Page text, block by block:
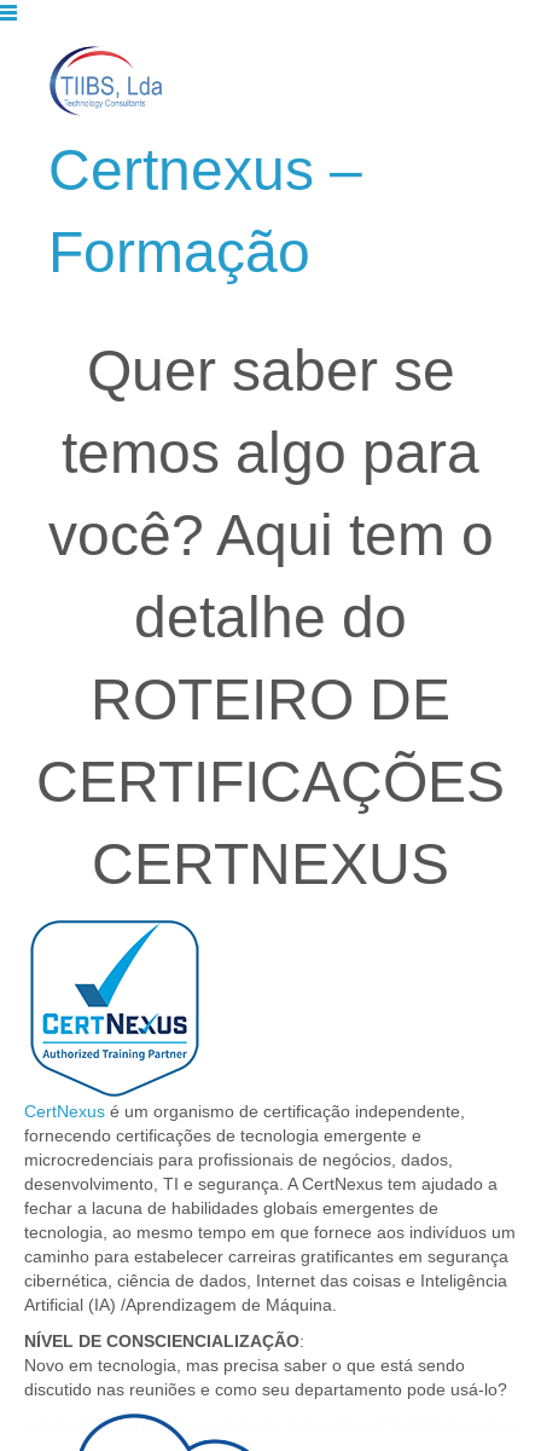
Certnexus –
Formação
Quer saber se
temos algo para
você? Aqui tem o
detalhe do
ROTEIRO DE
CERTIFICAÇÕES
CERTNEXUS
CertNexus é um organismo de certificação independente,
fornecendo certificações de tecnologia emergente e
microcredenciais para profissionais de negócios, dados,
desenvolvimento, TI e segurança. A CertNexus tem ajudado a
fechar a lacuna de habilidades globais emergentes de
tecnologia, ao mesmo tempo em que fornece aos indivíduos um
caminho para estabelecer carreiras gratificantes em segurança
cibernética, ciência de dados, Internet das coisas e Inteligência
Artificial (IA) /Aprendizagem de Máquina.
NÍVEL DE CONSCIENCIALIZAÇÃO:
Novo em tecnologia, mas precisa saber o que está sendo
discutido nas reuniões e como seu departamento pode usá-lo?